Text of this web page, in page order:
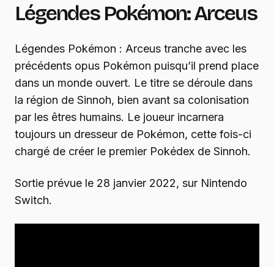
Légendes Pokémon: Arceus
Légendes Pokémon : Arceus tranche avec les
précédents opus Pokémon puisqu’il prend place
dans un monde ouvert. Le titre se déroule dans
la région de Sinnoh, bien avant sa colonisation
par les êtres humains. Le joueur incarnera
toujours un dresseur de Pokémon, cette fois-ci
chargé de créer le premier Pokédex de Sinnoh.
Sortie prévue le 28 janvier 2022, sur Nintendo
Switch.